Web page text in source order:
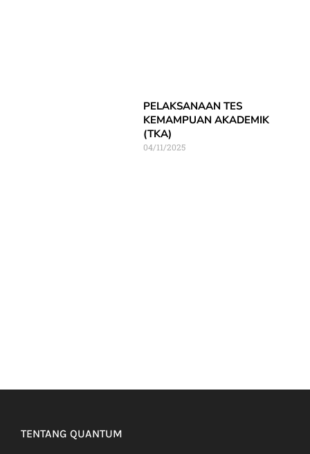
PELAKSANAAN TES
KEMAMPUAN AKADEMIK
(TKA)
04/11/2025
TENTANG QUANTUM